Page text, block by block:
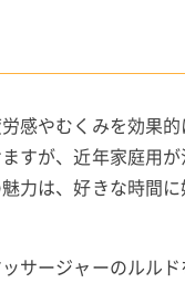
感やむくみを効果
すが、近年家庭用が
力は、好きな時間
サージャーのルル